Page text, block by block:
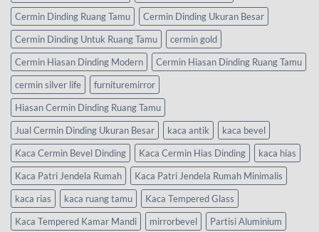
Cermin Dinding Ruang Tamu
Cermin Dinding Ukuran Besar
Cermin Dinding Untuk Ruang Tamu
cermin gold
Cermin Hiasan Dinding Modern
Cermin Hiasan Dinding Ruang Tamu
cermin silver life
furnituremirror
Hiasan Cermin Dinding Ruang Tamu
Jual Cermin Dinding Ukuran Besar
kaca antik
kaca bevel
Kaca Cermin Bevel Dinding
Kaca Cermin Hias Dinding
kaca hias
Kaca Patri Jendela Rumah
Kaca Patri Jendela Rumah Minimalis
kaca rias
kaca ruang tamu
Kaca Tempered Glass
Kaca Tempered Kamar Mandi
mirrorbevel
Partisi Aluminium